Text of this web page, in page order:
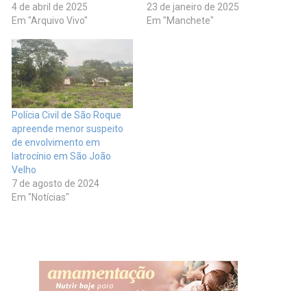
4 de abril de 2025
Em "Arquivo Vivo"
23 de janeiro de 2025
Em "Manchete"
Polícia Civil de São Roque
apreende menor suspeito
de envolvimento em
latrocínio em São João
Velho
7 de agosto de 2024
Em "Notícias"